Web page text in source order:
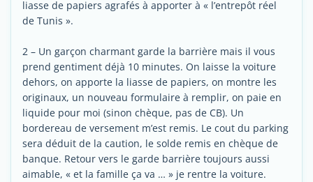
liasse de papiers agrafés à apporter à « l’entrepôt réel
de Tunis ».
2 – Un garçon charmant garde la barrière mais il vous
prend gentiment déjà 10 minutes. On laisse la voiture
dehors, on apporte la liasse de papiers, on montre les
originaux, un nouveau formulaire à remplir, on paie en
liquide pour moi (sinon chèque, pas de CB). Un
bordereau de versement m’est remis. Le cout du parking
sera déduit de la caution, le solde remis en chèque de
banque. Retour vers le garde barrière toujours aussi
aimable, « et la famille ça va … » je rentre la voiture.